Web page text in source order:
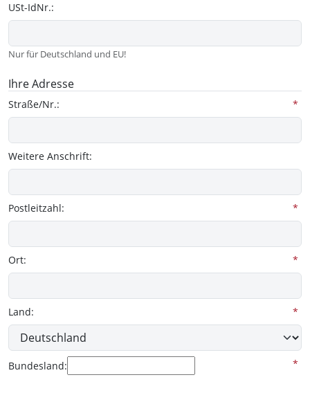
USt-IdNr.:
Nur für Deutschland und EU!
Ihre Adresse
Straße/Nr.: *
Weitere Anschrift:
Postleitzahl: *
Ort: *
Land: *
Bundesland: *